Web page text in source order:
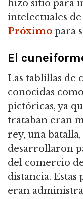
hizo sitio para
intelectuales
Próximo para
El
Las tablillas de
conocidas
pictóricas, ya
trataban eran
rey, una
desarrollaron
del comercio
distancia.
eran